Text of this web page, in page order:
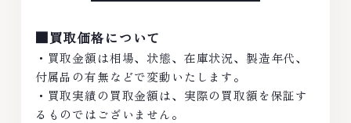
■買取価格について
・買取金額は相場、状態、在庫状況、製造年代、
付属品の有無などで変動いたします。
・買取実績の買取金額は、実際の買取額を保証す
るものではございません。